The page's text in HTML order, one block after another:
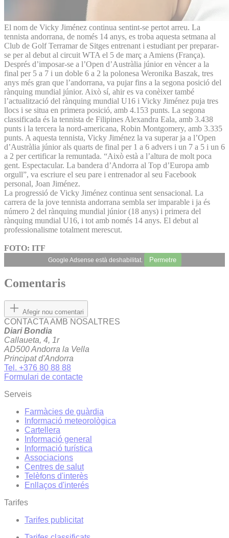
El nom de Vicky Jiménez continua sentint-se pertot arreu. La
tennista andorrana, de només 14 anys, es troba aquesta setmana al
Club de Golf Terramar de Sitges entrenant i estudiant per preparar-
se per al debut al circuit WTA el 5 de març a Amiens (França).
Després d’imposar-se a l’Open d’Austràlia júnior en vèncer a la
final per 5 a 7 i un doble 6 a 2 la polonesa Weronika Baszak, tres
anys més gran que l’andorrana, va pujar fins a la segona posició del
rànquing mundial júnior. Això sí, ahir es va conèixer també
l’actualització del rànquing mundial U16 i Vicky Jiménez puja tres
llocs i se situa en primera posició, amb 4.153 punts. La segona
classificada és la tennista de Filipines Alexandra Eala, amb 3.438
punts i la tercera la nord-americana, Robin Montgomery, amb 3.335
punts. A aquesta tennista, Vicky Jiménez la va superar ja a l’Open
d’Austràlia júnior als quarts de final per 1 a 6 advers i un 7 a 5 i un 6
a 2 per certificar la remuntada. “Això està a l’altura de molt poca
gent. Espectacular. La bandera d’Andorra al Top d’Europa amb
orgull”, va escriure el seu pare i entrenador al seu Facebook
personal, Joan Jiménez.
La progressió de Vicky Jiménez continua sent sensacional. La
carrera de la jove tennista andorrana sembla ser imparable i ja és
número 2 del rànquing mundial júnior (18 anys) i primera del
rànquing mundial U16, i tot amb només 14 anys. El debut al
professionalisme totalment merescut.
FOTO: ITF
Google Adsense està deshabilitat. Permetre
Comentaris
Afegir nou comentari
CONTACTA AMB NOSALTRES
Diari Bondia
Callaueta, 4, 1r
AD500 Andorra la Vella
Principat d'Andorra
Tel. +376 80 88 88
Formulari de contacte
Serveis
Farmàcies de guàrdia
Informació meteorològica
Cartellera
Informació general
Informació turística
Associacions
Centres de salut
Telèfons d'interès
Enllaços d'interés
Tarifes
Tarifes publicitat